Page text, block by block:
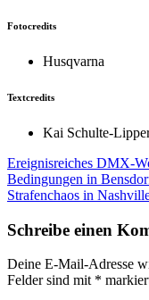
Fotocredits
Husqvarna
Textcredits
Kai Schulte-
Ereignisreiches DMX-
Bedingungen in
Strafenchaos in
Schreibe einen
Deine E-Mail-Adresse
Felder sind mit *